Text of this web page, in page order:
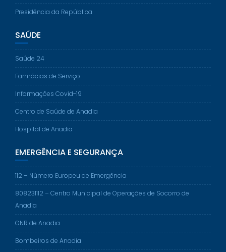
Presidência da República
SAÚDE
Saúde 24
Farmácias de Serviço
Informações Covid-19
Centro de Saúde de Anadia
Hospital de Anadia
EMERGÊNCIA E SEGURANÇA
112 – Número Europeu de Emergência
808231112 – Centro Municipal de Operações de Socorro de
Anadia
GNR de Anadia
Bombeiros de Anadia